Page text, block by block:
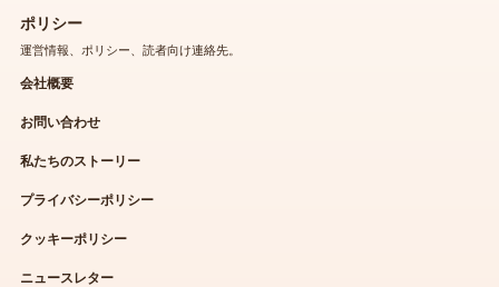
ポリシー
運営情報、ポリシー、読者向け連絡先。
会社概要
お問い合わせ
私たちのストーリー
プライバシーポリシー
クッキーポリシー
ニュースレター